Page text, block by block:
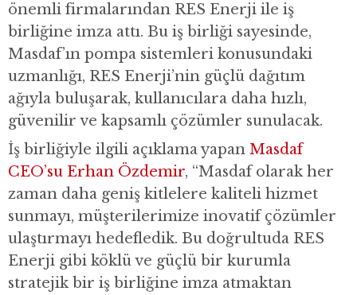
önemli firmalarından RES Enerji ile iş
birliğine imza attı. Bu iş birliği sayesinde,
Masdaf’ın pompa sistemleri konusundaki
uzmanlığı, RES Enerji’nin güçlü dağıtım
ağıyla buluşarak, kullanıcılara daha hızlı,
güvenilir ve kapsamlı çözümler sunulacak.
İş birliğiyle ilgili açıklama yapan Masdaf
CEO’su Erhan Özdemir, “Masdaf olarak her
zaman daha geniş kitlelere kaliteli hizmet
sunmayı, müşterilerimize inovatif çözümler
ulaştırmayı hedefledik. Bu doğrultuda RES
Enerji gibi köklü ve güçlü bir kurumla
stratejik bir iş birliğine imza atmaktan